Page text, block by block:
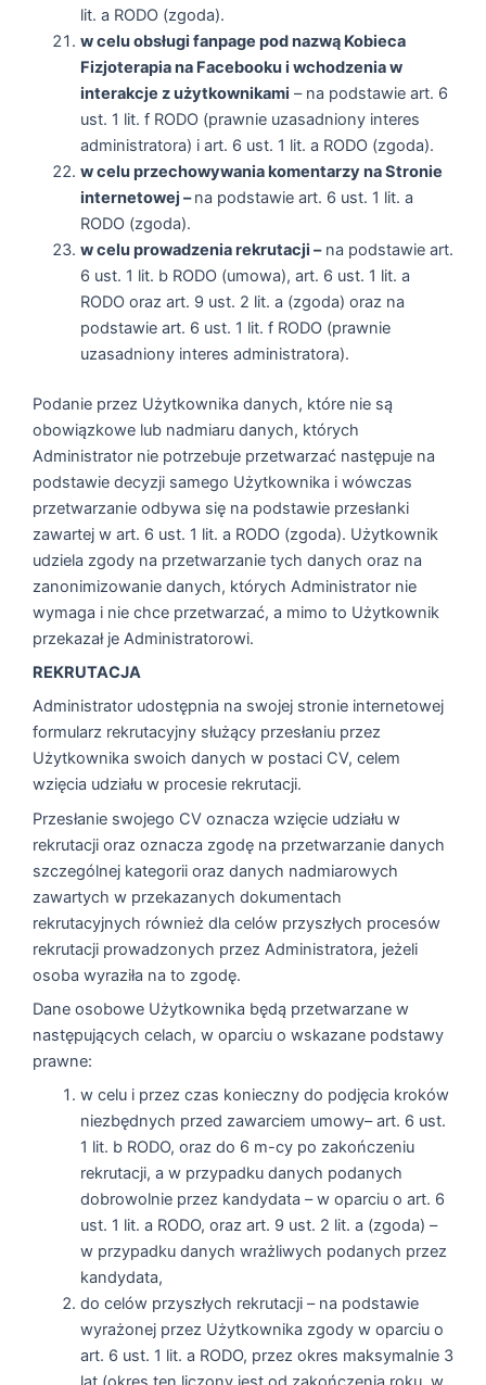
lit. a RODO (zgoda).
w celu obsługi fanpage pod nazwą Kobieca
Fizjoterapia na Facebooku i wchodzenia w
interakcje z użytkownikami – na podstawie art. 6
ust. 1 lit. f RODO (prawnie uzasadniony interes
administratora) i art. 6 ust. 1 lit. a RODO (zgoda).
w celu przechowywania komentarzy na Stronie
internetowej –na podstawie art. 6 ust. 1 lit. a
RODO (zgoda).
w celu prowadzenia rekrutacji –na podstawie art.
6 ust. 1 lit. b RODO (umowa), art. 6 ust. 1 lit. a
RODO oraz art. 9 ust. 2 lit. a (zgoda) oraz na
podstawie art. 6 ust. 1 lit. f RODO (prawnie
uzasadniony interes administratora).
Podanie przez Użytkownika danych, które nie są
obowiązkowe lub nadmiaru danych, których
Administrator nie potrzebuje przetwarzać następuje na
podstawie decyzji samego Użytkownika i wówczas
przetwarzanie odbywa się na podstawie przesłanki
zawartej w art. 6 ust. 1 lit. a RODO (zgoda). Użytkownik
udziela zgody na przetwarzanie tych danych oraz na
zanonimizowanie danych, których Administrator nie
wymaga i nie chce przetwarzać, a mimo to Użytkownik
przekazał je Administratorowi.
REKRUTACJA
Administrator udostępnia na swojej stronie internetowej
formularz rekrutacyjny służący przesłaniu przez
Użytkownika swoich danych w postaci CV, celem
wzięcia udziału w procesie rekrutacji.
Przesłanie swojego CV oznacza wzięcie udziału w
rekrutacji oraz oznacza zgodę na przetwarzanie danych
szczególnej kategorii oraz danych nadmiarowych
zawartych w przekazanych dokumentach
rekrutacyjnych również dla celów przyszłych procesów
rekrutacji prowadzonych przez Administratora, jeżeli
osoba wyraziła na to zgodę.
Dane osobowe Użytkownika będą przetwarzane w
następujących celach, w oparciu o wskazane podstawy
prawne:
w celu i przez czas konieczny do podjęcia kroków
niezbędnych przed zawarciem umowy– art. 6 ust.
1 lit. b RODO, oraz do 6 m-cy po zakończeniu
rekrutacji, a w przypadku danych podanych
dobrowolnie przez kandydata – w oparciu o art. 6
ust. 1 lit. a RODO, oraz art. 9 ust. 2 lit. a (zgoda) –
w przypadku danych wrażliwych podanych przez
kandydata,
do celów przyszłych rekrutacji – na podstawie
wyrażonej przez Użytkownika zgody w oparciu o
art. 6 ust. 1 lit. a RODO, przez okres maksymalnie 3